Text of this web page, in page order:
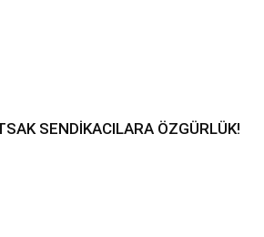
SENDİKACILARA ÖZGÜRLÜK!